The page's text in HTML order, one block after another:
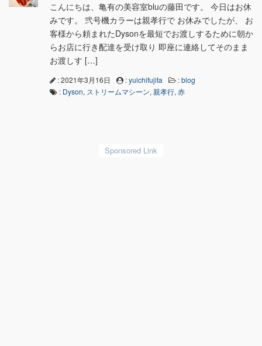
こんにちは、亀有の美容室bluの藤田です。 今日はお休
みです。 弐号機カラーは親孝行で お休みでしたが、 お
客様から頼まれたDysonを最短でお渡しするために朝か
らお店に行き配達を受け取り 即座に連絡してそのまま
お渡しす […]
: 2021年3月16日 :yuichifujita :blog
: Dyson, ストリームマシーン, 親孝行, 赤